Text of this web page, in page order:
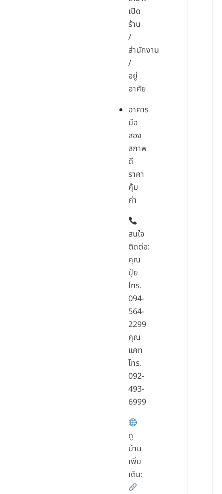
เปิด
ร้าน
/
สำนักงาน
/
อยู่
อาศัย
อาคาร
มือ
สอง
สภาพ
ดี
ราคา
คุ้ม
ค่า
สนใจ
ติดต่อ:
คุณ
ปุ้ย
โทร.
094-
564-
2299
คุณ
แคท
โทร.
092-
493-
6999
ดู
บ้าน
เพิ่ม
เติม: